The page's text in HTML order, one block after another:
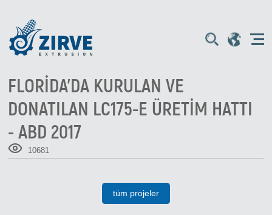
FLORIDA'DA KURULAN VE
DONATILAN LC175-E ÜRETIM HATTI
- ABD 2017
10681
tüm projeler